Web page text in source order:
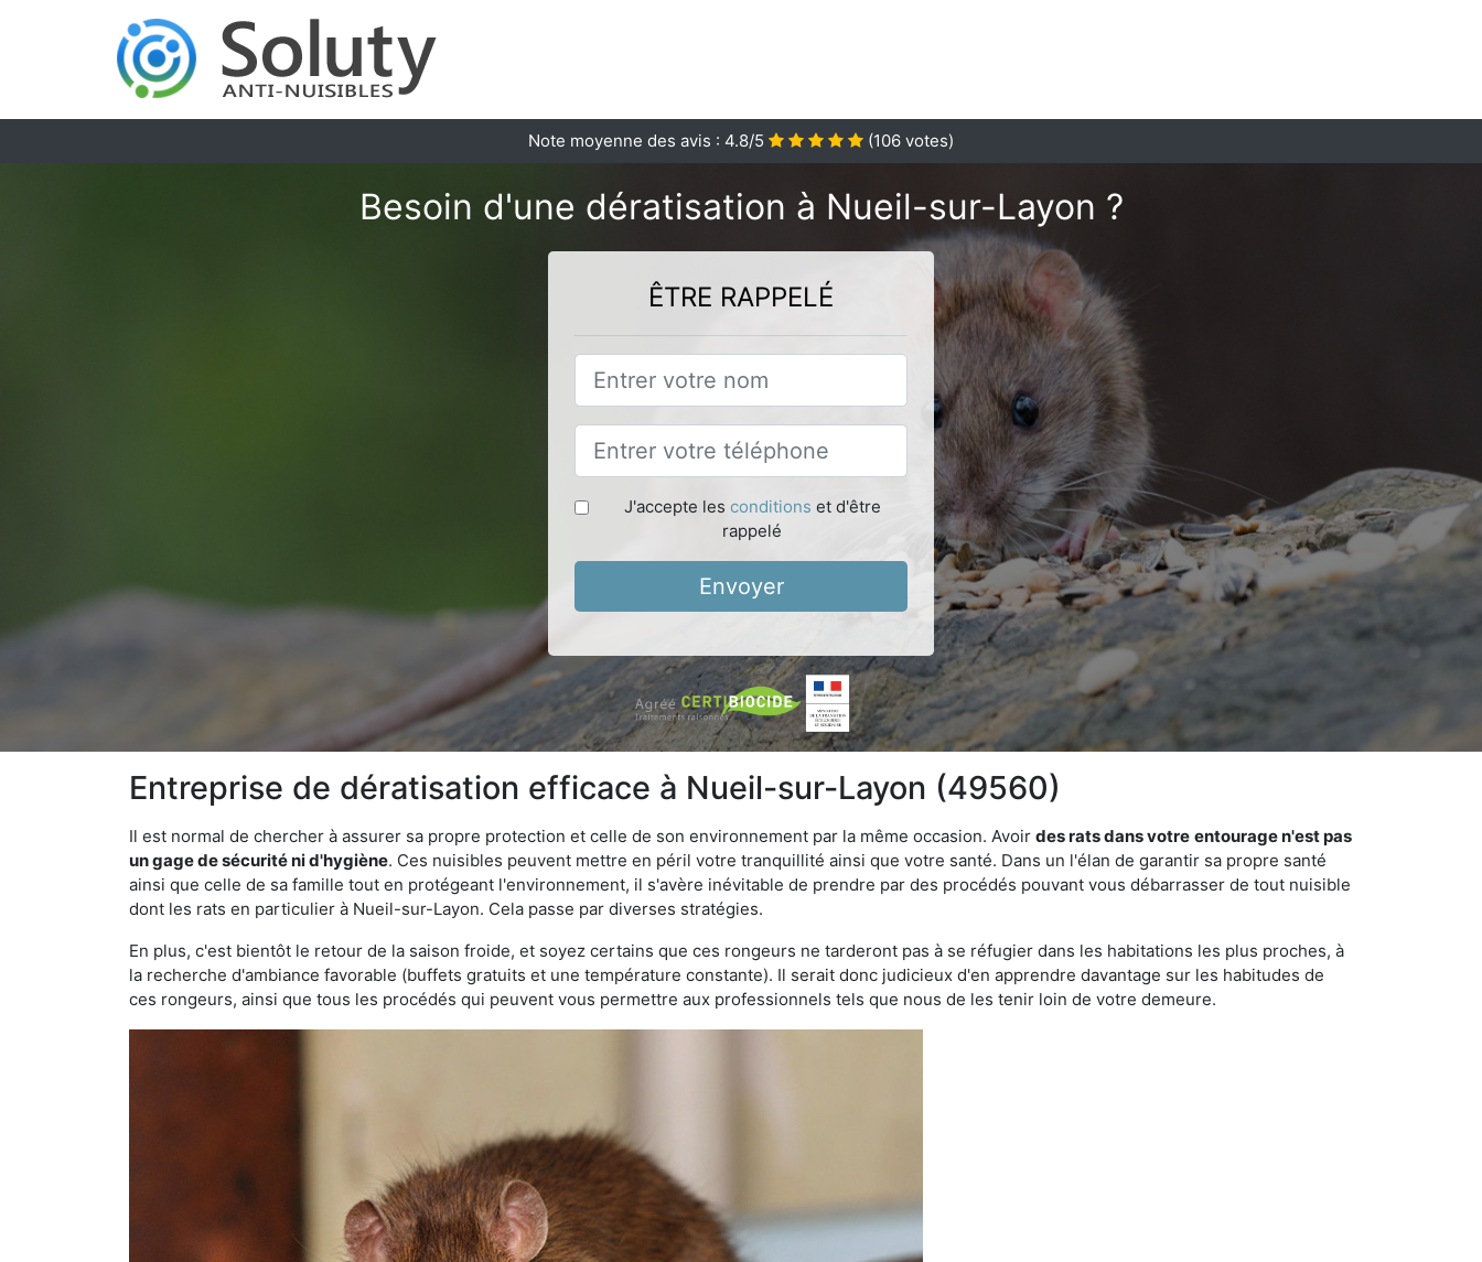
Note moyenne des avis : 4.8/5 (106 votes)
Besoin d'une dératisation à Nueil-sur-Layon ?
ÊTRE RAPPELÉ
J'accepte les conditions et d'être
rappelé
Envoyer
Entreprise de dératisation efficace à Nueil-sur-Layon (49560)
Il est normal de chercher à assurer sa propre protection et celle de son environnement par la même occasion. Avoir des rats dans votre entourage n'est pas
un gage de sécurité ni d'hygiène. Ces nuisibles peuvent mettre en péril votre tranquillité ainsi que votre santé. Dans un l'élan de garantir sa propre santé
ainsi que celle de sa famille tout en protégeant l'environnement, il s'avère inévitable de prendre par des procédés pouvant vous débarrasser de tout nuisible
dont les rats en particulier à Nueil-sur-Layon. Cela passe par diverses stratégies.
En plus, c'est bientôt le retour de la saison froide, et soyez certains que ces rongeurs ne tarderont pas à se réfugier dans les habitations les plus proches, à
la recherche d'ambiance favorable (buffets gratuits et une température constante). Il serait donc judicieux d'en apprendre davantage sur les habitudes de
ces rongeurs, ainsi que tous les procédés qui peuvent vous permettre aux professionnels tels que nous de les tenir loin de votre demeure.